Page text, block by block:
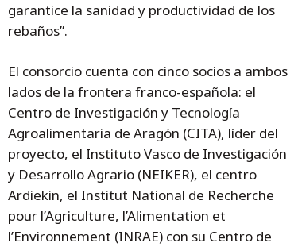
garantice la sanidad y productividad de los
rebaños”.
El consorcio cuenta con cinco socios a ambos
lados de la frontera franco-española: el
Centro de Investigación y Tecnología
Agroalimentaria de Aragón (CITA), líder del
proyecto, el Instituto Vasco de Investigación
y Desarrollo Agrario (NEIKER), el centro
Ardiekin, el Institut National de Recherche
pour l’Agriculture, l’Alimentation et
l’Environnement (INRAE) con su Centro de